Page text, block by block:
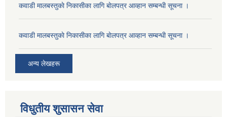
कवाडी मालबस्तुकाे निकासीका लागि बाेलपत्र आव्हान सम्बन्धी सूचना ।
कवाडी मालबस्तुकाे निकासीका लागि बाेलपत्र आव्हान सम्बन्धी सूचना ।
अन्य लेखहरू
विधुतीय शुसासन सेवा